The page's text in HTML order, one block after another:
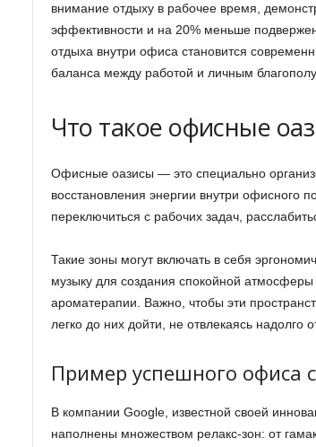
внимание отдыху в рабочее время,
эффективности и на 20% меньше
отдыха внутри офиса становится
баланса между работой и личным
Что такое офисные
Офисные оазисы — это специально
восстановления энергии внутри
переключиться с рабочих задач,
Такие зоны могут включать в себя
музыку для создания спокойной
ароматерапии. Важно, чтобы эти
легко до них дойти, не отвлекаясь надолго
Пример успешного офиса
В компании Google, известной своей
наполнены множеством релакс-зон: от